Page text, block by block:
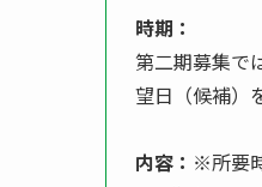
時期：
第二期募集で
望日（候補）
内容： ※所要